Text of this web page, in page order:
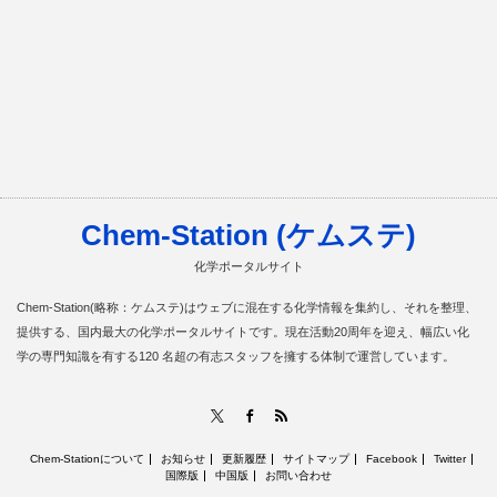
Chem-Station (ケムステ)
化学ポータルサイト
Chem-Station(略称：ケムステ)はウェブに混在する化学情報を集約し、それを整理、
提供する、国内最大の化学ポータルサイトです。現在活動20周年を迎え、幅広い化
学の専門知識を有する120 名超の有志スタッフを擁する体制で運営しています。
Facebook
Chem-Stationについて お知らせ 更新履歴 サイトマップ Facebook
Twitter
国際版
中国版 お問い合わせ